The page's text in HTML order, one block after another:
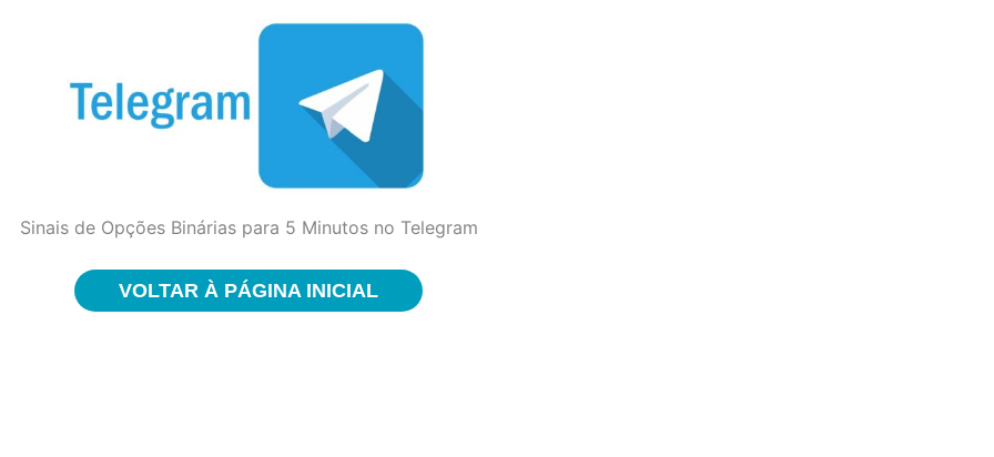
Sinais de Opções Binárias para 5 Minutos no Telegram
VOLTAR À PÁGINA INICIAL